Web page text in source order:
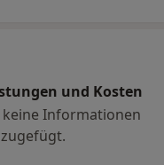
und Kosten
Informationen